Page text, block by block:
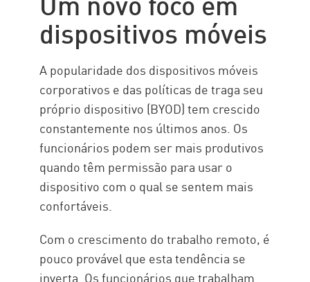
dispositivos móveis
A popularidade dos dispositivos móveis
corporativos e das políticas de traga seu
próprio dispositivo (BYOD) tem crescido
constantemente nos últimos anos. Os
funcionários podem ser mais produtivos
quando têm permissão para usar o
dispositivo com o qual se sentem mais
confortáveis.
Com o crescimento do trabalho remoto, é
pouco provável que esta tendência se
inverta. Os funcionários que trabalham